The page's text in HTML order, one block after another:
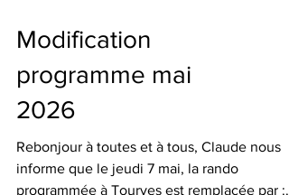
à le préciser ". Merci de le noter 🖊️ Bises
Modification
programme mai
2026
Rebonjour à toutes et à tous, Claude nous
informe que le jeudi 7 mai, la rando
programmée à Tourves est remplacée par :